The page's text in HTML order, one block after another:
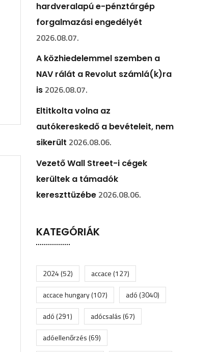
hardveralapú e-pénztárgép
forgalmazási engedélyét
2026.08.07.
A közhiedelemmel szemben a
NAV rálát a Revolut számlá(k)ra
is 2026.08.07.
Eltitkolta volna az
autókereskedő a bevételeit, nem
sikerült 2026.08.06.
Vezető Wall Street-i cégek
kerültek a támadók
kereszttüzébe 2026.08.06.
KATEGÓRIÁK
2024(52) accace(127)
accace hungary(107) adó(3040)
adó(291) adócsalás(67)
adóellenőrzés(69)